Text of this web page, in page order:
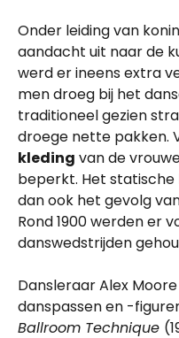
Onder leiding van
aandacht uit naar de
werd er ineens extra
men droeg bij het
traditioneel gezien
droege nette pakken.
kleding van de
beperkt. Het statische
dan ook het gevolg
Rond 1900 werden er
danswedstrijden
Dansleraar Alex
danspassen en -
Ballroom Technique